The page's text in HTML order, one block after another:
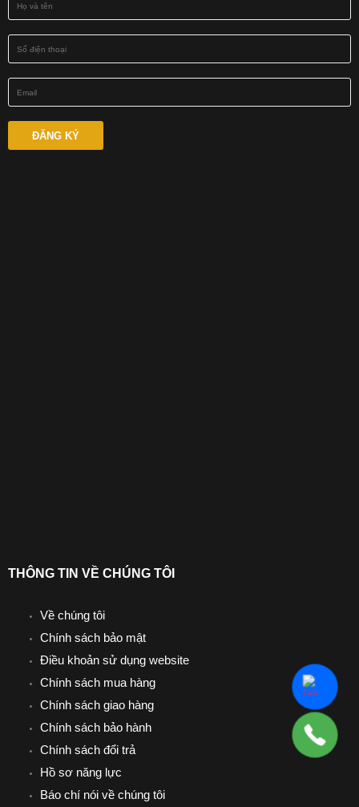
THÔNG TIN VỀ CHÚNG TÔI
Về chúng tôi
Chính sách bảo mật
Điều khoản sử dụng website
Chính sách mua hàng
Chính sách giao hàng
Chính sách bảo hành
Chính sách đổi trả
Hồ sơ năng lực
Báo chí nói về chúng tôi